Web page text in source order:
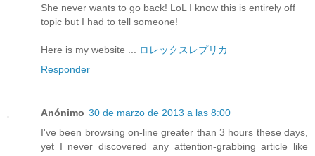
She never wants to go back! LoL I know this is entirely off
topic but I had to tell someone!
Here is my website ...
ロレックスレプリカ
Responder
Anónimo 30 de marzo de 2013 a las 8:00
I've been browsing on-line greater than 3 hours these days,
yet I never discovered any attention-grabbing article like